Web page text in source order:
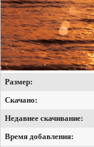
Размер:
Скачано:
Недавнее скачивание:
Время добавления: